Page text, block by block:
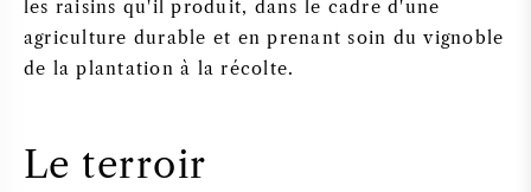
les raisins qu'il produit, dans le cadre d'une
agriculture durable et en prenant soin du vignoble
de la plantation à la récolte.
Le terroir